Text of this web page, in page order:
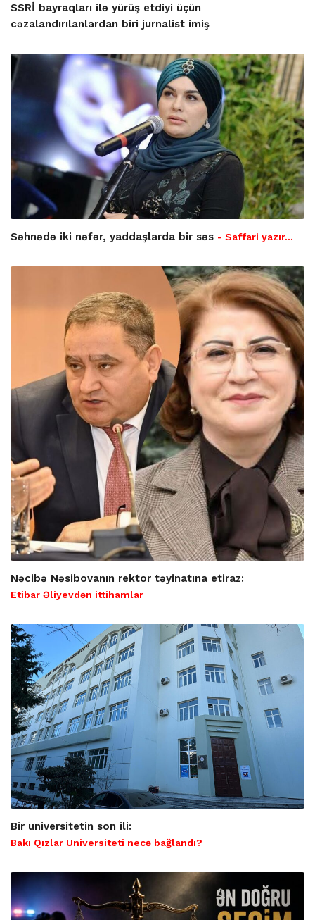
SSRİ bayraqları ilə yürüş etdiyi üçün
cəzalandırılanlardan biri jurnalist imiş
Səhnədə iki nəfər, yaddaşlarda bir səs - Saffari yazır…
Nəcibə Nəsibovanın rektor təyinatına etiraz:
Etibar Əliyevdən ittihamlar
Bir universitetin son ili:
Bakı Qızlar Universiteti necə bağlandı?